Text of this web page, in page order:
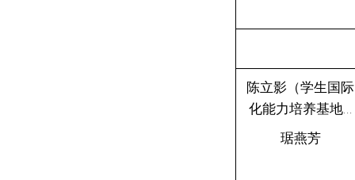
陈立影（学生国际
化能力培养基地...
琚燕芳